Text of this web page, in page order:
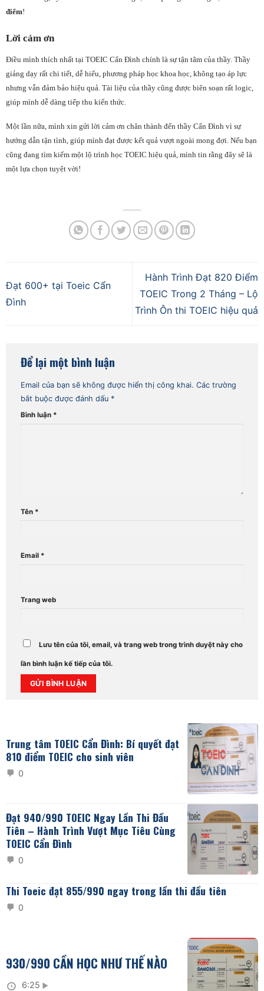
điểm!
Lời cảm ơn
Điều mình thích nhất tại TOEIC Cẩn Đình chính là sự tận tâm của thầy. Thầy
giảng dạy rất chi tiết, dễ hiểu, phương pháp học khoa học, không tạo áp lực
nhưng vẫn đảm bảo hiệu quả. Tài liệu của thầy cũng được biên soạn rất logic,
giúp mình dễ dàng tiếp thu kiến thức.
Một lần nữa, mình xin gửi lời cảm ơn chân thành đến thầy Cẩn Đình vì sự
hướng dẫn tận tình, giúp mình đạt được kết quả vượt ngoài mong đợi. Nếu bạn
cũng đang tìm kiếm một lộ trình học TOEIC hiệu quả, mình tin rằng đây sẽ là
một lựa chọn tuyệt vời!
Đạt 600+ tại Toeic Cẩn
Đình
Hành Trình Đạt 820 Điểm
TOEIC Trong 2 Tháng – Lộ
Trình Ôn thi TOEIC hiệu quả
Để lại một bình luận
Email của bạn sẽ không được hiển thị công khai. Các trường
bắt buộc được đánh dấu *
Bình luận *
Tên *
Email *
Trang web
Lưu tên của tôi, email, và trang web trong trình duyệt này cho
lần bình luận kế tiếp của tôi.
Trung tâm TOEIC Cẩn Đình: Bí quyết đạt
810 điểm TOEIC cho sinh viên
0
Đạt 940/990 TOEIC Ngay Lần Thi Đầu
Tiên – Hành Trình Vượt Mục Tiêu Cùng
TOEIC Cẩn Đình
0
Thi Toeic đạt 855/990 ngay trong lần thi đầu tiên
0
930/990 CẦN HỌC NHƯ THẾ NÀO
6:25